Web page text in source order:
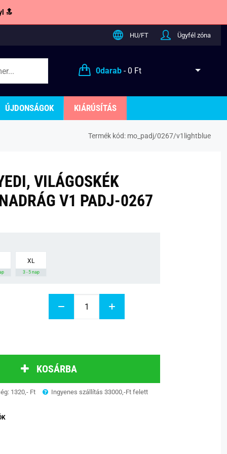
🔝
HU/FT Ügyfél zóna
0darab- 0 Ft
ÚJDONSÁGOK KIÁRÚSÍTÁS
Termék kód: mo_padj/0267/v1lightblue
VILÁGOSKÉK
V1 PADJ-0267
XL
3 - 5 nap
KOSÁRBA
1320,- Ft Ingyenes szállítás 33000,-Ft felett